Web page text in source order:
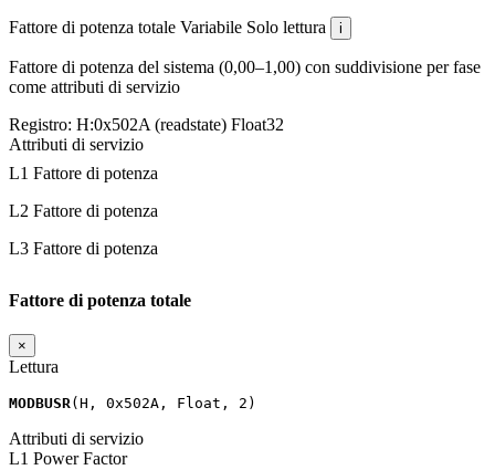
Fattore di potenza totale Variabile Solo lettura i
Fattore di potenza del sistema (0,00–1,00) con suddivisione per fase
come attributi di servizio
Registro: H:0x502A (readstate) Float32
Attributi di servizio
L1 Fattore di potenza
L2 Fattore di potenza
L3 Fattore di potenza
Fattore di potenza totale
×
Lettura
MODBUSR( H , 0x502A , Float , 2 )
Attributi di servizio
L1 Power Factor